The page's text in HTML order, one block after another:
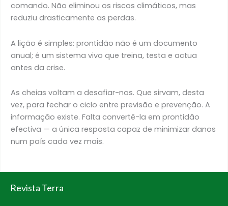
comando. Não eliminou os riscos climáticos, mas
reduziu drasticamente as perdas.
A lição é simples: prontidão não é um documento
anual; é um sistema vivo que treina, testa e actua
antes da crise.
As cheias voltam a desafiar-nos. Que sirvam, desta
vez, para fechar o ciclo entre previsão e prevenção. A
informação existe. Falta convertê-la em prontidão
efectiva — a única resposta capaz de minimizar danos
num país cada vez mais.
Revista Terra